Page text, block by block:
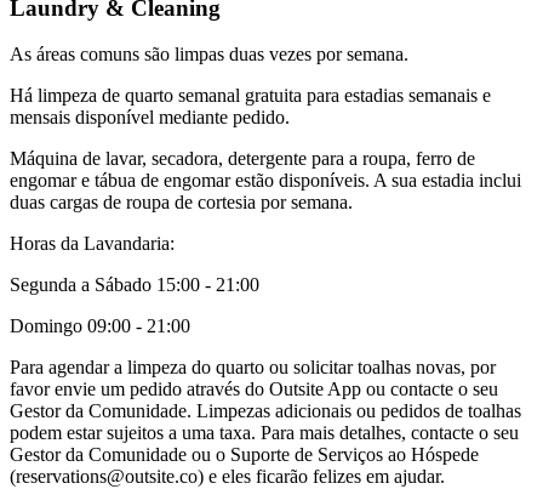
Laundry & Cleaning
As áreas comuns são limpas duas vezes por semana.
Há limpeza de quarto semanal gratuita para estadias semanais e
mensais disponível mediante pedido.
Máquina de lavar, secadora, detergente para a roupa, ferro de
engomar e tábua de engomar estão disponíveis. A sua estadia inclui
duas cargas de roupa de cortesia por semana.
Horas da Lavandaria:
Segunda a Sábado 15:00 - 21:00
Domingo 09:00 - 21:00
Para agendar a limpeza do quarto ou solicitar toalhas novas, por
favor envie um pedido através do Outsite App ou contacte o seu
Gestor da Comunidade. Limpezas adicionais ou pedidos de toalhas
podem estar sujeitos a uma taxa. Para mais detalhes, contacte o seu
Gestor da Comunidade ou o Suporte de Serviços ao Hóspede
(reservations@outsite.co) e eles ficarão felizes em ajudar.